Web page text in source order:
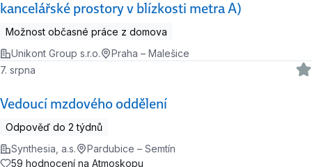
kancelářské prostory v blízkosti metra A)
Možnost občasné práce z domova
Unikont Group s.r.o.
Praha – Malešice
Vedoucí mzdového oddělení
7. srpna
Odpověď do 2 týdnů
Synthesia, a.s.
Pardubice – Semtín
59 hodnocení na Atmoskopu